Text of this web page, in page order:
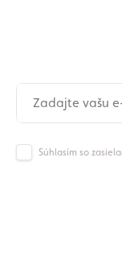
Súhlasím so